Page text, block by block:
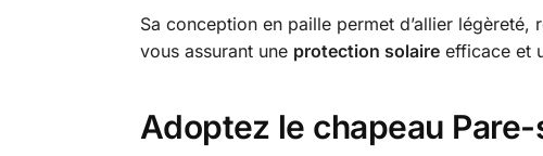
Sa conception en paille permet d’allier
vous assurant une protection solaireefficace et
Adoptez le chapeau